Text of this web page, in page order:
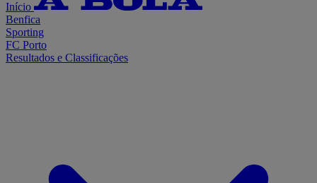
Início
Benfica
Sporting
FC Porto
Resultados e Classificações